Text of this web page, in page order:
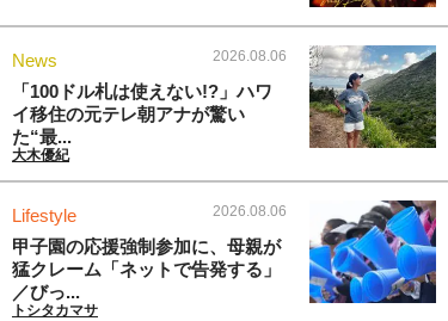
News 2026.08.06
「100ドル札は使えない!?」ハワ
イ移住の元テレ朝アナが驚い
た“最...
大木優紀
Lifestyle 2026.08.06
甲子園の応援強制参加に、母親が
猛クレーム「ネットで告発する」
／びっ...
トシタカマサ